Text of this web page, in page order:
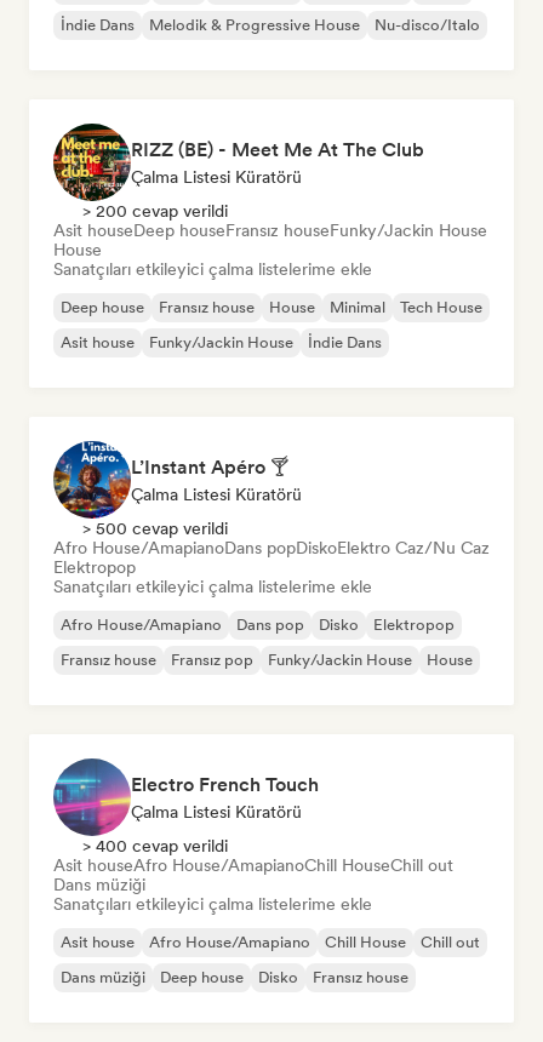
İndie Dans
Melodik & Progressive House Nu-disco/Italo
RIZZ (BE) - Meet Me At The Club
Çalma Listesi Küratörü
> 200 cevap verildi
Asit houseDeep houseFransız houseFunky/Jackin House
House
Sanatçıları etkileyici çalma listelerime ekle
Deep house Fransız house House Minimal
Tech House
Asit house
Funky/Jackin House İndie Dans
L’Instant Apéro 🍸
Çalma Listesi Küratörü
> 500 cevap verildi
Afro House/AmapianoDans popDiskoElektro Caz/Nu Caz
Elektropop
Sanatçıları etkileyici çalma listelerime ekle
Afro House/Amapiano Dans pop Disko
Elektropop
Fransız house
Fransız pop Funky/Jackin House House
Electro French Touch
Çalma Listesi Küratörü
> 400 cevap verildi
Asit houseAfro House/AmapianoChill HouseChill out
Dans müziği
Sanatçıları etkileyici çalma listelerime ekle
Asit house Afro House/Amapiano Chill House
Chill out
Dans müziği
Deep house Disko Fransız house